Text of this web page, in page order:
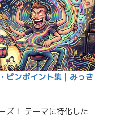
ピンポイント集｜みっき
ズ！ テーマに特化した